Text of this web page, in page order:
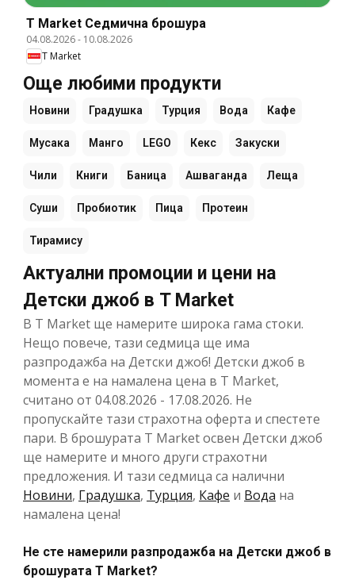
T Market Cедмична брошура
04.08.2026- 10.08.2026
T Market
Още любими продукти
Новини Градушка Турция Вода Кафе
Мусака Манго LEGO Кекс Закуски
Чили Книги Баница Ашваганда Леща
Суши Пробиотик Пица Протеин
Тирамису
Актуални промоции и цени на
Детски джоб в T Market
В T Market ще намерите широка гама стоки.
Нещо повече, тази седмица ще има
разпродажба на Детски джоб! Детски джоб в
момента е на намалена цена в T Market,
считано от 04.08.2026 - 17.08.2026. Не
пропускайте тази страхотна оферта и спестете
пари. В брошурата T Market освен Детски джоб
ще намерите и много други страхотни
предложения. И тази седмица са налични
Новини, Градушка, Турция, Кафе и Вода на
намалена цена!
Не сте намерили разпродажба на Детски джоб в
брошурата T Market?